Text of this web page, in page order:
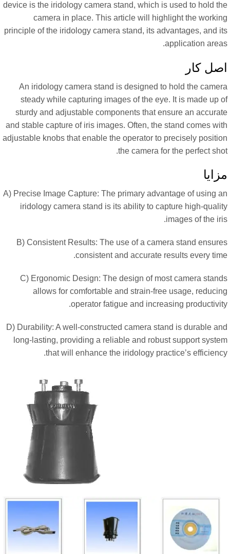
device is the iridology camera stand, which is used to hold
camera in place. This article will highlight the
principle of the iridology camera stand, its advantages, and
application
کار
An iridology camera stand is designed to hold the
steady while capturing images of the eye. It is made up
sturdy and adjustable components that ensure an
and stable capture of iris images. Often, the stand comes
adjustable knobs that enable the operator to precisely
the camera for the perfect
A) Precise Image Capture: The primary advantage of using
iridology camera stand is its ability to capture high-
images of the
B) Consistent Results: The use of a camera stand
consistent and accurate results every
C) Ergonomic Design: The design of most camera
allows for comfortable and strain-free usage,
operator fatigue and increasing
D) Durability: A well-constructed camera stand is durable
long-lasting, providing a reliable and robust support
that will enhance the iridology practice’s